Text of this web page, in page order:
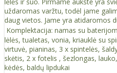
uždaromas varžtu, todėl jame
daug vietos. Jame yra atidaromos
Komplektacija: namas su
lėlės, tualetas, vonia, kriauklė su
virtuvė, pianinas, 3 x spintelės,
skėtis, 2 x fotelis , šezlongas,
kėdės, baldų lipdukai